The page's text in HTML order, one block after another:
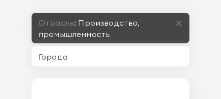
Отрасль: Производство,
промышленность